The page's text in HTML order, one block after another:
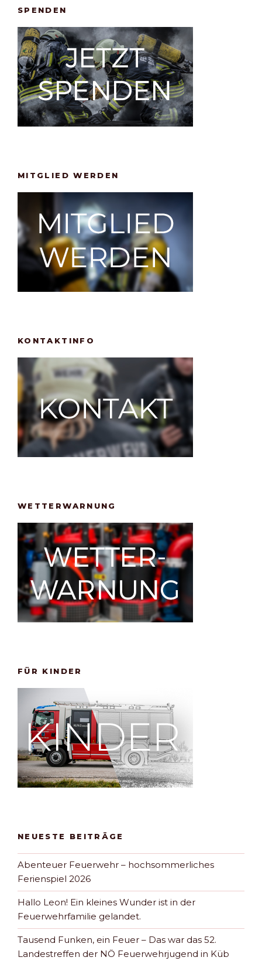
SPENDEN
MITGLIED WERDEN
KONTAKTINFO
WETTERWARNUNG
FÜR KINDER
NEUESTE BEITRÄGE
Abenteuer Feuerwehr – hochsommerliches
Ferienspiel 2026
Hallo Leon! Ein kleines Wunder ist in der
Feuerwehrfamilie gelandet.
Tausend Funken, ein Feuer – Das war das 52.
Landestreffen der NÖ Feuerwehrjugend in Küb